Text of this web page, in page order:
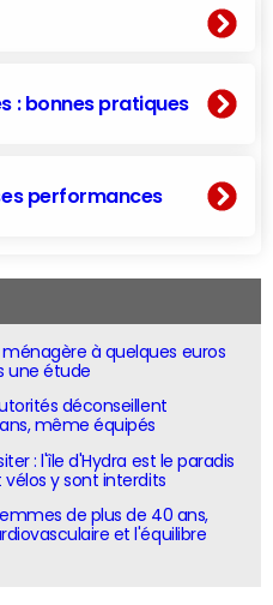
: bonnes pratiques
performances
à quelques euros
une étude
déconseillent
même équipés
: l'île d'Hydra est le paradis
y sont interdits
de plus de 40 ans,
et l'équilibre